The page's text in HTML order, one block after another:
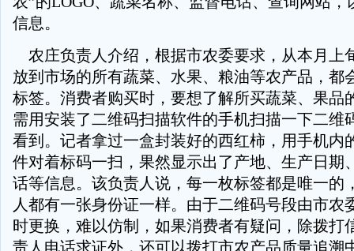
信息。
农庄负责人介绍，根据市农委要求，从本月上
放到市场的所有蔬菜、水果、粮油等农产品，都
标签。消费者购买时，要想了解所买蔬菜、果品
需用安装了二维码扫描软件的手机扫描一下二维
看到。记者拿过一盒封装好的西红柿，用手机内
件对着标码一扫，果然显示出了产地、生产日期
话等信息。该负责人说，每一枚标签都是唯一的
人都有一张身份证一样。由于二维码号段由市农
时更换，难以仿制，如果消费者有疑问，除拨打
责人电话求证外，还可以拨打市农产品质量追溯